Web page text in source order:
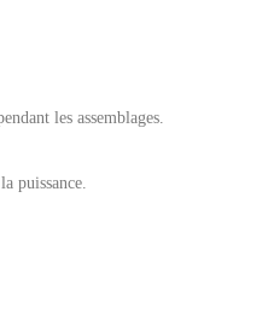
les assemblages.
puissance.